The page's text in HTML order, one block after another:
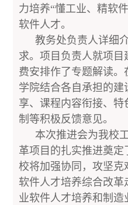
力培养“懂工业、精软
软件人才。
教务处负责人详细
求。项目负责人就项
费安排作了专题解读
学院结合各自承担的
享、课程内容衔接、
制等积极反馈意见。
本次推进会为我校
革项目的扎实推进奠
校将加强协同，攻坚
软件人才培养综合改
业软件人才培养和制